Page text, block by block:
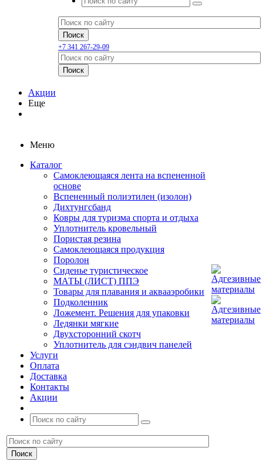
+7 341 267-29-09
Акции
Еще
Меню
Каталог
Самоклеющаяся лента на вспененной
основе
Вспененный полиэтилен (изолон)
Дихтунгсбанд
Ковры для туризма спорта и отдыха
Уплотнитель кровельный
Пористая резина
Самоклеющаяся продукция
Поролон
Сиденье туристическое
МАТЫ (ЛИСТ) ППЭ
Товары для плавания и аквааэробики
Подколенник
Ложемент. Решения для упаковки
Ледянки мягкие
Двухсторонний скотч
Уплотнитель для сэндвич панелей
Услуги
Оплата
Доставка
Контакты
Акции